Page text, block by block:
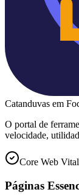
Catanduvas em
O portal de
velocidade,
Core Web
Páginas